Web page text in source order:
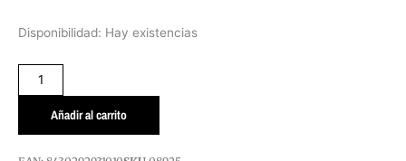
Disponibilidad: Hay existencias
JERKBAITS
YOKOZUNA
Añadir al carrito